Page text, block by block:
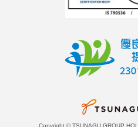
Copyright © TSUNAGU GROUP